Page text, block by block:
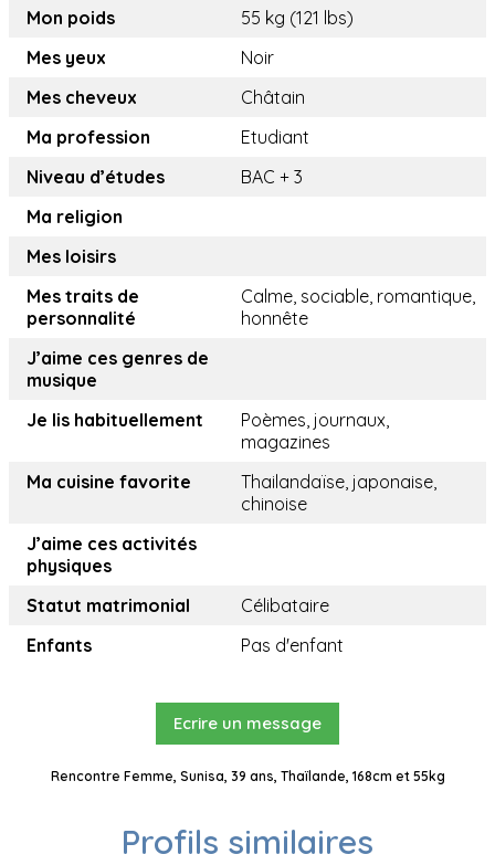
Mon poids
55 kg (121 lbs)
Mes yeux
Noir
Mes cheveux
Châtain
Ma profession
Etudiant
Niveau d’études
BAC + 3
Ma religion
Mes loisirs
Mes traits de
personnalité
Calme, sociable, romantique,
honnête
J’aime ces genres de
musique
Je lis habituellement
Poèmes, journaux,
magazines
Ma cuisine favorite
Thailandaïse, japonaise,
chinoise
J’aime ces activités
physiques
Statut matrimonial
Célibataire
Enfants
Pas d'enfant
Ecrire un message
Rencontre Femme, Sunisa, 39 ans, Thaïlande, 168cm et 55kg
Profils similaires